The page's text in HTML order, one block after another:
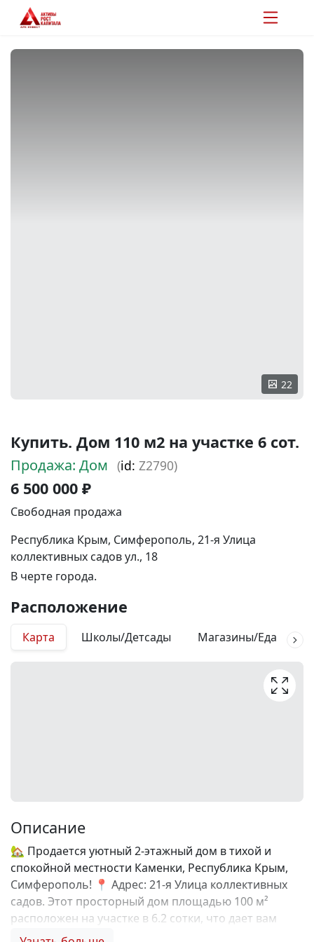
22
Купить. Дом 110 м2 на участке 6 сот.
Продажа: Дом (id: Z2790)
6 500 000 ₽
Свободная продажа
Республика Крым, Симферополь, 21-я Улица
коллективных садов ул., 18
В черте города.
Расположение
Карта Школы/Детсады Магазины/Еда
Описание
🏡 Продается уютный 2-этажный дом в тихой и
спокойной местности Каменки, Республика Крым,
Симферополь! 📍 Адрес: 21-я Улица коллективных
садов. Этот просторный дом площадью 100 м²
расположен на участке в 6.2 сотки, что дает вам
возможность создать свой идеальный уголок для